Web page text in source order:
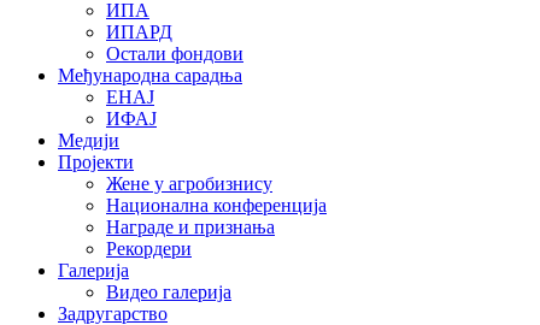
ИПА
ИПАРД
Остали фондови
Међународна сарадња
ЕНАЈ
ИФАЈ
Медији
Пројекти
Жене у агробизнису
Национална конференција
Награде и признања
Рекордери
Галерија
Видео галерија
Задругарство